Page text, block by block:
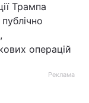
Трампа
операцій
Реклама